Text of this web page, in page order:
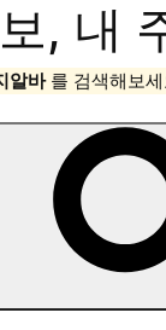
, 내
알바 를 검색해보